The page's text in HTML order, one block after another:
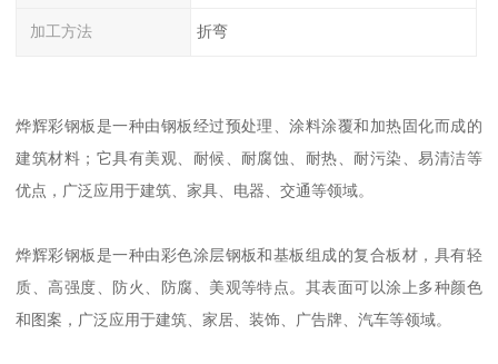
加工方法 折弯
烨辉彩钢板是一种由钢板经过预处理、涂料涂覆和加热固化而成的
建筑材料；它具有美观、耐候、耐腐蚀、耐热、耐污染、易清洁等
优点，广泛应用于建筑、家具、电器、交通等领域。
烨辉彩钢板是一种由彩色涂层钢板和基板组成的复合板材，具有轻
质、高强度、防火、防腐、美观等特点。其表面可以涂上多种颜色
和图案，广泛应用于建筑、家居、装饰、广告牌、汽车等领域。